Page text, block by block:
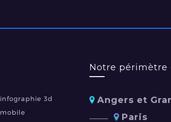
infographie 3d
mobile
Notre périmètre
Angers et
Paris